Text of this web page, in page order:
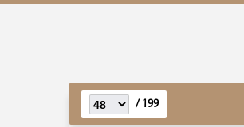
199 /